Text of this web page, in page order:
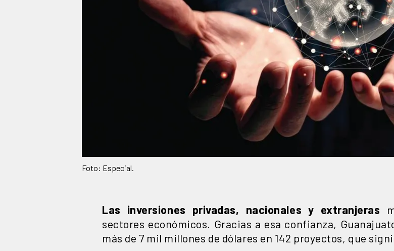
Foto: Especial.
Las inversiones privadas, nacionales y extranjeras
sectores económicos. Gracias a esa confianza,
más de 7 mil millones de dólares en 142 proyectos, que